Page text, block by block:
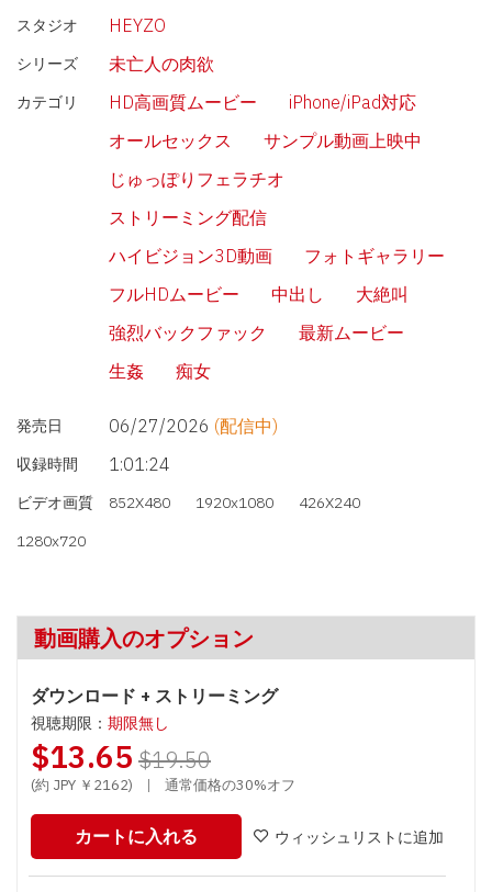
スタジオ HEYZO
シリーズ 未亡人の肉欲
カテゴリ HD高画質ムービー
iPhone/iPad対応
オールセックス
サンプル動画上映中
じゅっぽりフェラチオ
ストリーミング配信
ハイビジョン3D動画
フォトギャラリー
フルHDムービー
中出し
大絶叫
強烈バックファック
最新ムービー
生姦
痴女
発売日 06/27/2026 (配信中)
収録時間 1:01:24
ビデオ画質 852X480 1920x1080
426X240
1280x720
動画購入のオプション
ダウンロード + ストリーミング
視聴期限： 期限無し
$13.65 $19.50
(約 JPY ￥2162) | 通常価格の30%オフ
カートに入れる ウィッシュリストに追加